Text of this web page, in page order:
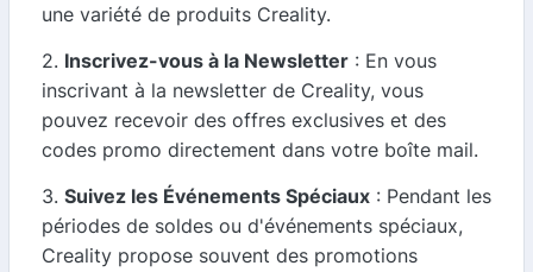
une variété de produits Creality.
2. Inscrivez-vous à la Newsletter : En vous
inscrivant à la newsletter de Creality, vous
pouvez recevoir des offres exclusives et des
codes promo directement dans votre boîte mail.
3. Suivez les Événements Spéciaux : Pendant les
périodes de soldes ou d'événements spéciaux,
Creality propose souvent des promotions